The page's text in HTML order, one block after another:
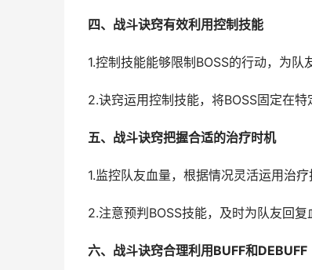
四、战斗诀窍有效利用控制技能
1.控制技能能够限制BOSS的行动，为队
2.诀窍运用控制技能，将BOSS固定在
五、战斗诀窍把握合适的治疗时机
1.监控队友血量，根据情况灵活运用治
2.注意预判BOSS技能，及时为队友回
六、战斗诀窍合理利用BUFF和DEBUFF